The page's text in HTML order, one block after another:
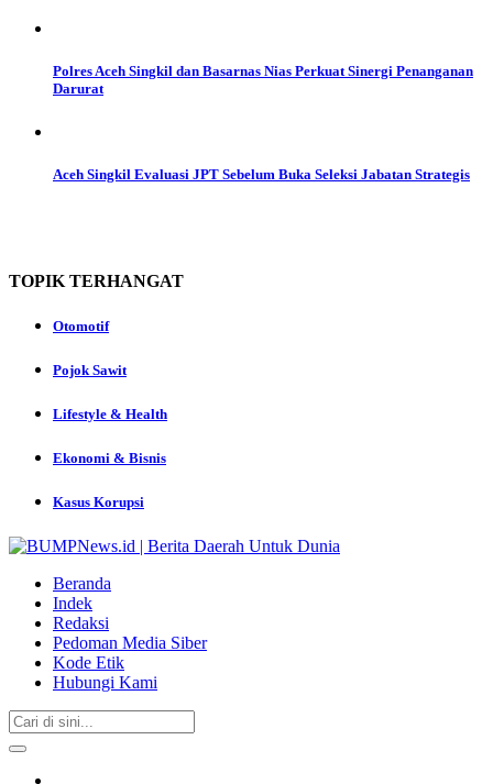
Polres Aceh Singkil dan Basarnas Nias Perkuat Sinergi Penanganan
Darurat
Aceh Singkil Evaluasi JPT Sebelum Buka Seleksi Jabatan Strategis
TOPIK TERHANGAT
Otomotif
Pojok Sawit
Lifestyle & Health
Ekonomi & Bisnis
Kasus Korupsi
Beranda
Indek
Redaksi
Pedoman Media Siber
Kode Etik
Hubungi Kami